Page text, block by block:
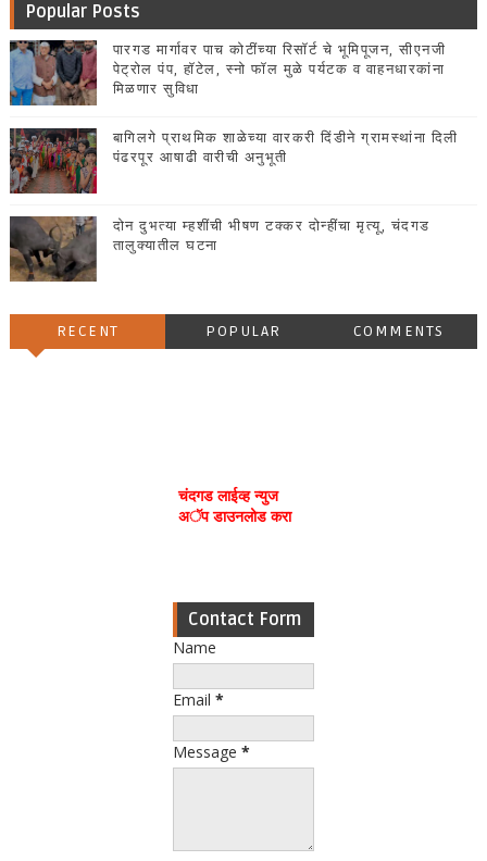
Popular Posts
पारगड मार्गावर पाच कोटींच्या रिसॉर्ट चे भूमिपूजन, सीएनजी
पेट्रोल पंप, हॉटेल, स्नो फॉल मुळे पर्यटक व वाहनधारकांना
मिळणार सुविधा
बागिलगे प्राथमिक शाळेच्या वारकरी दिंडीने ग्रामस्थांना दिली
पंढरपूर आषाढी वारीची अनुभूती
दोन दुभत्या म्हशींची भीषण टक्कर दोन्हींचा मृत्यू, चंदगड
तालुक्यातील घटना
RECENT POPULAR COMMENTS
चंदगड लाईव्ह न्युज
अॅप डाउनलोड करा
Contact Form
Name
Email *
Message *